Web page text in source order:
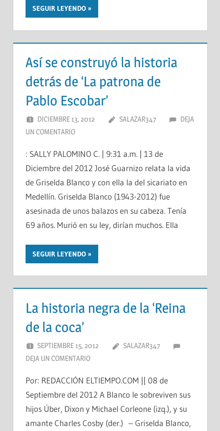
SEGUIR LEYENDO
Así se construyó la historia
detrás de ‘La patrona de
Pablo Escobar’
DICIEMBRE 13, 2012 SALAZAR347
DEJA
UN COMENTARIO
: SALLY PALOMINO C. | 9:31 a.m. | 13 de
Diciembre del 2012 José Guarnizo relata la vida
de Griselda Blanco y con ella la del sicariato en
Medellín. Griselda Blanco (1943-2012) fue
asesinada de unos balazos en su cabeza. Tenía
69 años. Murió en su ley, dirían muchos. Ella
SEGUIR LEYENDO
La historia negra de la ‘Reina
de la coca’
SEPTIEMBRE 15, 2012
SALAZAR347
DEJA UN COMENTARIO
Por: REDACCIÓN ELTIEMPO.COM || 08 de
Septiembre del 2012 A Blanco le sobreviven sus
hijos Úber, Dixon y Michael Corleone (izq.), y su
amante Charles Cosby (der.) – Griselda Blanco,